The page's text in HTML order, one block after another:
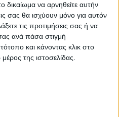
δικαίωμα να αρνηθείτε αυτήν
σας θα ισχύουν μόνο για αυτόν
τις προτιμήσεις σας ή να
ανά πάσα στιγμή
και κάνοντας κλικ στο
της ιστοσελίδας.
ΕΠΟΜΕΝΟ ΑΡΘΡΟ
Πολύμορφες δράσεις για την
Παγκόσμια Ημέρα της